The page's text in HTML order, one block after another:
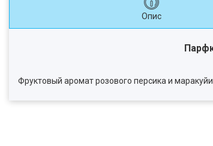
Опис
Фруктовый аромат розового персика и маракуйи.